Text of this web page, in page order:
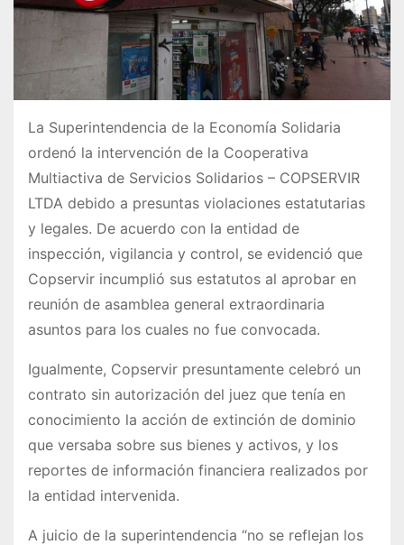
La Superintendencia de la Economía Solidaria
ordenó la intervención de la Cooperativa
Multiactiva de Servicios Solidarios – COPSERVIR
LTDA debido a presuntas violaciones estatutarias
y legales. De acuerdo con la entidad de
inspección, vigilancia y control, se evidenció que
Copservir incumplió sus estatutos al aprobar en
reunión de asamblea general extraordinaria
asuntos para los cuales no fue convocada.
Igualmente, Copservir presuntamente celebró un
contrato sin autorización del juez que tenía en
conocimiento la acción de extinción de dominio
que versaba sobre sus bienes y activos, y los
reportes de información financiera realizados por
la entidad intervenida.
A juicio de la superintendencia “no se reflejan los